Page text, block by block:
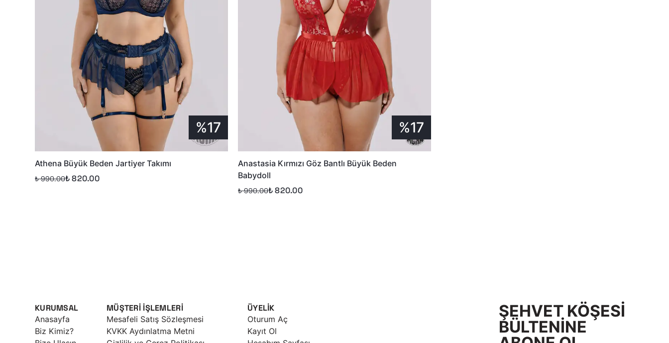
%17
Athena Büyük Beden Jartiyer Takımı
₺ 990.00₺ 820.00
%17
Anastasia Kırmızı Göz Bantlı Büyük Beden
Babydoll
₺ 990.00₺ 820.00
KURUMSAL
Anasayfa
Biz Kimiz?
MÜŞTERİ İŞLEMLERİ
Mesafeli Satış Sözleşmesi
KVKK Aydınlatma Metni
ÜYELİK
Oturum Aç
Kayıt Ol
ŞEHVET KÖŞESİ
BÜLTENİNE